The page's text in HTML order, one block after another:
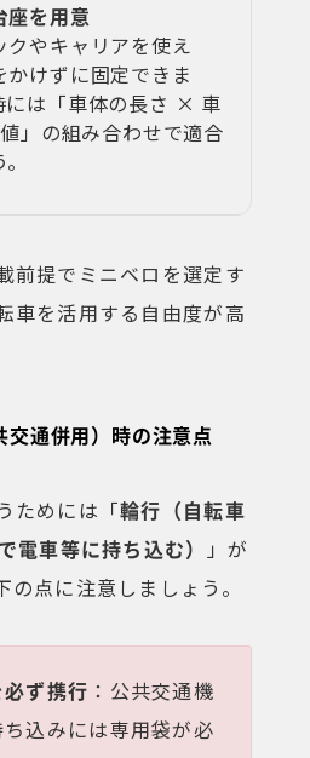
座を用意
クやキャリアを使え
けずに固定できま
には「車体の長さ × 車
」の組み合わせで適合
前提でミニベロを選定す
車を活用する自由度が高
通併用）時の注意点
ためには「輪行（自転車
車等に持ち込む）
」が
点に注意しましょう。
ず携行 ：公共交通機
込みには専用袋が必